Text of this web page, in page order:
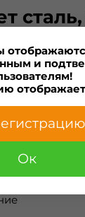
сталь,
корзину
в 1 клик
и
Ок